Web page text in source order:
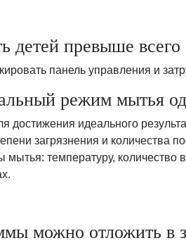
детей превыше всего
панель управления и
режим мытья
достижения идеального
загрязнения и количества
температуру, количество
можно отложить в